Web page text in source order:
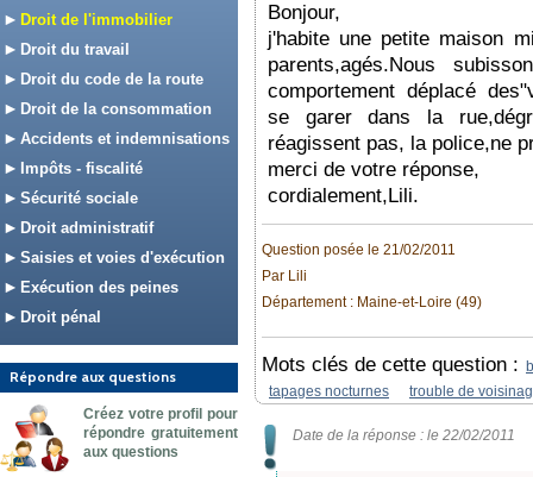
Droit de l'immobilier
Droit du travail
Droit du code de la route
Droit de la consommation
Accidents et indemnisations
Impôts - fiscalité
Sécurité sociale
Droit administratif
Saisies et voies d'exécution
Exécution des peines
Droit pénal
Répondre aux questions
Créez votre profil pour
répondre gratuitement
aux questions
Bonjour,
j'habite une petite maison
parents,agés.Nous
comportement déplacé
se garer dans la
réagissent pas, la police,ne
merci de votre réponse,
cordialement,Lili.
Question posée le 21/02/2011
Par Lili
Département : Maine-et-Loire (49)
Mots clés de cette question :
tapages nocturnes
trouble de
Date de la réponse : le 22/02/2011